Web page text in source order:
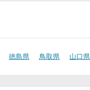
徳島県 鳥取県 山口県